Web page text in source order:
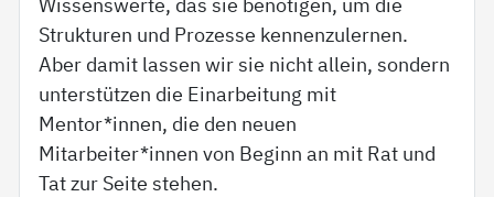
Strukturen und Prozesse kennenzulernen.
Aber damit lassen wir sie nicht allein, sondern
unterstützen die Einarbeitung mit
Mentor*innen, die den neuen
Mitarbeiter*innen von Beginn an mit Rat und
Tat zur Seite stehen.